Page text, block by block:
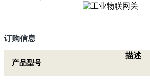
订购信息
产品型号
描述